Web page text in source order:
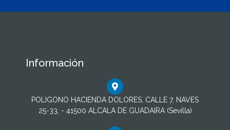
Información
POLIGONO HACIENDA DOLORES, CALLE 7, NAVES
25-33, - 41500 ALCALA DE GUADAIRA (Sevilla)